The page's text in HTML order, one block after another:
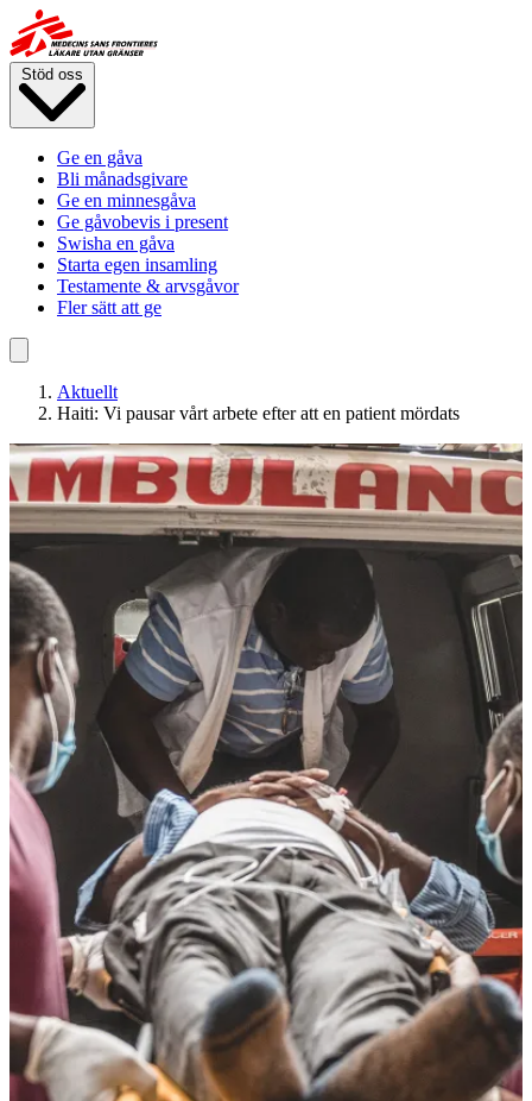
Hoppa
till
huvudinnehåll
Stöd oss
Ge en gåva
Bli månadsgivare
Ge en minnesgåva
Ge gåvobevis i present
Swisha en gåva
Starta egen insamling
Testamente & arvsgåvor
Fler sätt att ge
Aktuellt
Haiti: Vi pausar vårt arbete efter att en patient mördats